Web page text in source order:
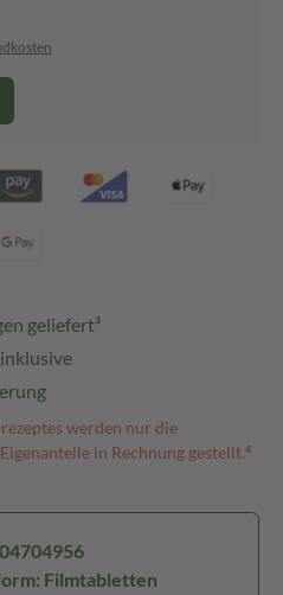
geliefert³
werden nur die
in Rechnung gestellt.⁴
Filmtabletten